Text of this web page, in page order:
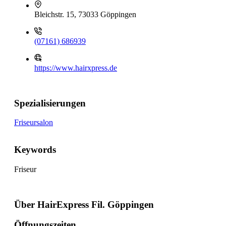
Bleichstr. 15, 73033 Göppingen
(07161) 686939
https://www.hairxpress.de
Spezialisierungen
Friseursalon
Keywords
Friseur
Über HairExpress Fil. Göppingen